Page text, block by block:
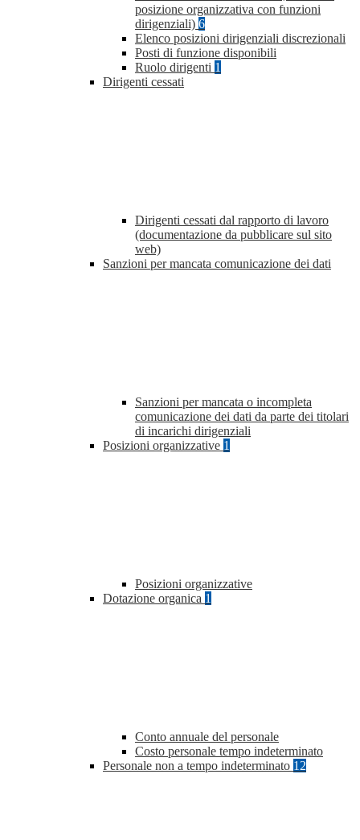
posizione organizzativa con funzioni
dirigenziali) 6
Elenco posizioni dirigenziali discrezionali
Posti di funzione disponibili
Ruolo dirigenti 1
Dirigenti cessati
Dirigenti cessati dal rapporto di lavoro
(documentazione da pubblicare sul sito
web)
Sanzioni per mancata comunicazione dei dati
Sanzioni per mancata o incompleta
comunicazione dei dati da parte dei titolari
di incarichi dirigenziali
Posizioni organizzative 1
Posizioni organizzative
Dotazione organica 1
Conto annuale del personale
Costo personale tempo indeterminato
Personale non a tempo indeterminato 12